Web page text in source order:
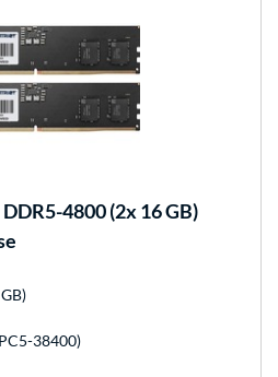
4800 (2x 16 GB)
38400)